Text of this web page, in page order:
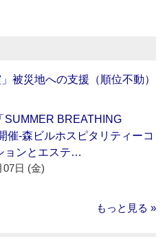
被災地への支援（順位不動）
SUMMER BREATHING
催‐森ビルホスピタリティーコ
ョンとエステ…
07日 (金)
もっと見る »